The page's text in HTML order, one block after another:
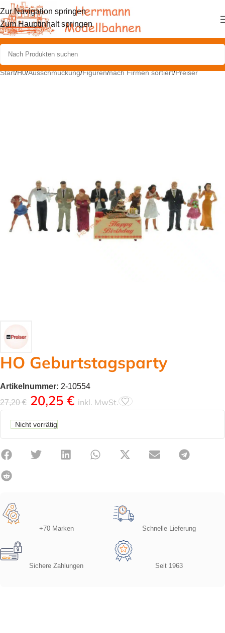
Zur Navigation springen
Zum Hauptinhalt springen
Start/H0/Ausschmückung/Figuren/nach Firmen sortiert/Preiser
HO Geburtstagsparty
Artikelnummer: 2-10554
27,20€ 20,25 € inkl. MwSt.
Nicht vorrätig
+70 Marken Schnelle Lieferung
Sichere Zahlungen Seit 1963